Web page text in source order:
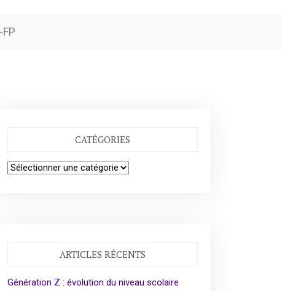
CATÉGORIES
Catégories
ARTICLES RÉCENTS
Génération Z : évolution du niveau scolaire